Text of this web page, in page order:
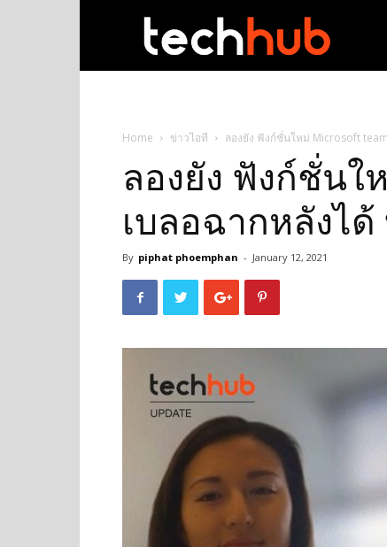
Home ข่าวไอที ลองยัง ฟังก์ชั่นใหม่ Microsoft
ลองยัง ฟังก์ชั่นใ
เบลอฉากหลังไ
By piphat phoemphan - January 12, 2021